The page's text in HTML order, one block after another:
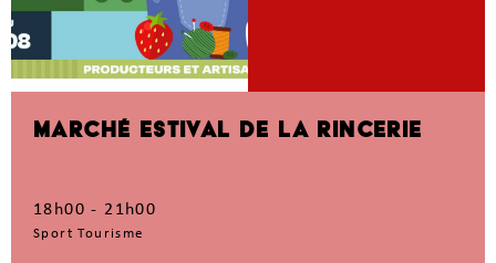
MARCHÉ ESTIVAL DE LA RINCERIE
18h00 - 21h00
Sport Tourisme